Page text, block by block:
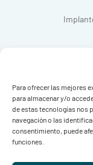
Para ofrecer las mejores
para almacenar y/o
de estas tecnologías nos
navegación o las
consentimiento, puede
funciones.